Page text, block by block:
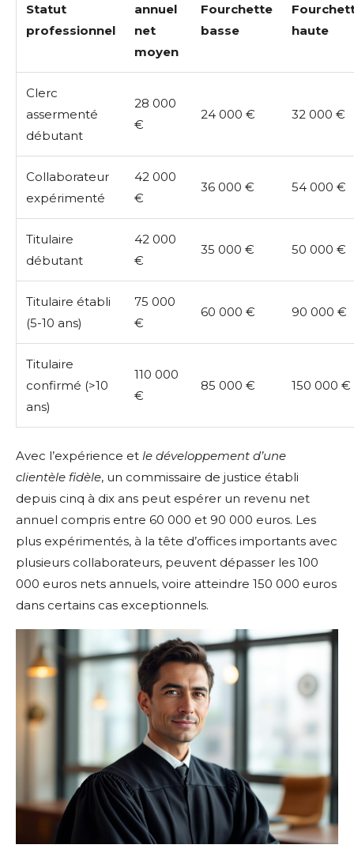
Statut
professionnel
annuel
net
moyen
Fourchette
basse
haute
Clerc
assermenté
débutant
28 000
€
24 000 € 32 000 €
Collaborateur
expérimenté
42 000
€
36 000 € 54 000 €
Titulaire
débutant
42 000
€
35 000 € 50 000 €
Titulaire établi
(5-10 ans)
75 000
€
60 000 € 90 000 €
Titulaire
confirmé (>10
ans)
110 000
€
85 000 € 150 000 €
Avec l’expérience et le développement d’une
clientèle fidèle, un commissaire de justice établi
depuis cinq à dix ans peut espérer un revenu net
annuel compris entre 60 000 et 90 000 euros. Les
plus expérimentés, à la tête d’offices importants avec
plusieurs collaborateurs, peuvent dépasser les 100
000 euros nets annuels, voire atteindre 150 000 euros
dans certains cas exceptionnels.